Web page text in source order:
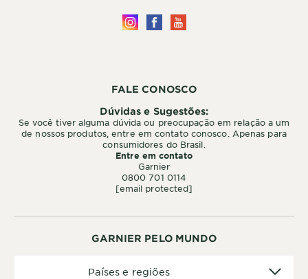
GARNIER PELO MUNDO
Países e regiões
FALE CONOSCO
Dúvidas e Sugestões:
Se você tiver alguma dúvida ou preocupação em relação a um
de nossos produtos, entre em contato conosco. Apenas para
consumidores do Brasil.
Entre em contato
Garnier
0800 701 0114
[email protected]